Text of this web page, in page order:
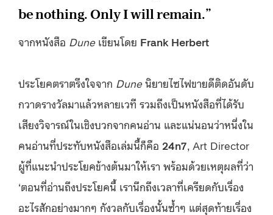
be nothing. Only I will remain.”
จากหนังสือ Dune เขียนโดย Frank Herbert
ประโยคตราตรึงใจจาก Dune นิยายไซไฟขายดีติดอันดับ
กวาดรางวัลมาแล้วหลายเวที รวมถึงเป็นหนังสือที่ได้รับ
เสียงวิจารณ์ในเชิงบวกจากคนอ่าน และแน่นอนว่าหนึ่งใน
คนอ่านที่ประทับหนังสือเล่มนี้ก็คือ 24n7 , Art Director
ผู้ที่แนะนำประโยคข้างต้นมาให้เรา พร้อมด้วยเหตุผลที่ว่า
‘ตอนที่อ่านถึงประโยคนี้ เรานึกถึงเวลาที่เครียดกับเรื่อง
อะไรสักอย่างมากๆ กังวลกับเรื่องนั้นซ้ำๆ แต่สุดท้ายเรื่อง